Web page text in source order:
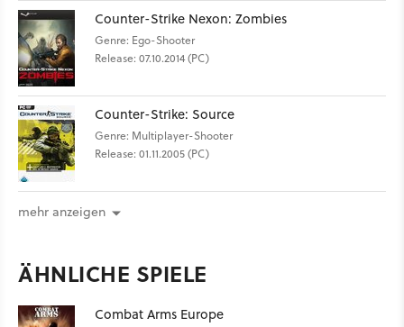
Counter-Strike Nexon: Zombies
Genre: Ego-Shooter
Release: 07.10.2014 (PC)
Counter-Strike: Source
Genre: Multiplayer-Shooter
Release: 01.11.2005 (PC)
mehr anzeigen
ÄHNLICHE SPIELE
Combat Arms Europe